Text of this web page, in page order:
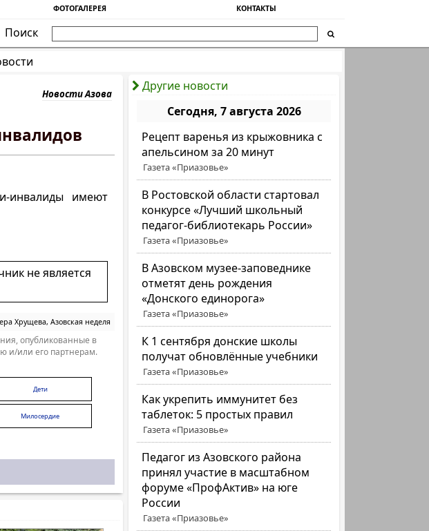
ФОТОГАЛЕРЕЯ КОНТАКТЫ
Поиск
Другие новости
Сегодня, 7 августа 2026
Рецепт варенья из крыжовника с
апельсином за 20 минут
Газета «Приазовье»
В Ростовской области стартовал
конкурсе «Лучший школьный
педагог-библиотекарь России»
Газета «Приазовье»
В Азовском музее-заповеднике
отметят день рождения
«Донского единорога»
Газета «Приазовье»
К 1 сентября донские школы
получат обновлённые учебники
Газета «Приазовье»
Как укрепить иммунитет без
таблеток: 5 простых правил
Газета «Приазовье»
Педагог из Азовского района
принял участие в масштабном
форуме «ПрофАктив» на юге
России
Газета «Приазовье»
Новости Азова
инвалиды имеют
не является
Хрущева, Азовская неделя
опубликованные в
и/или его партнерам.
Дети
Милосердие